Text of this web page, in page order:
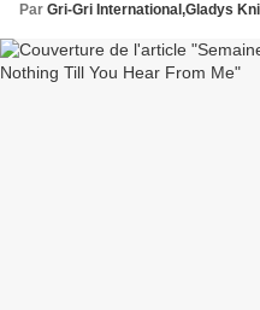
Par Gri-Gri International,Gladys Knight - Do